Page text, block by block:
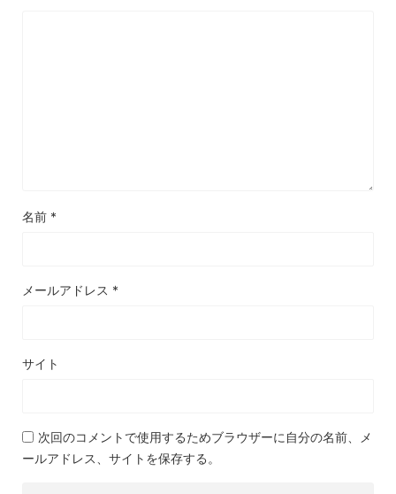
名前 *
メールアドレス *
サイト
次回のコメントで使用するためブラウザーに自分の名前、メ
ールアドレス、サイトを保存する。